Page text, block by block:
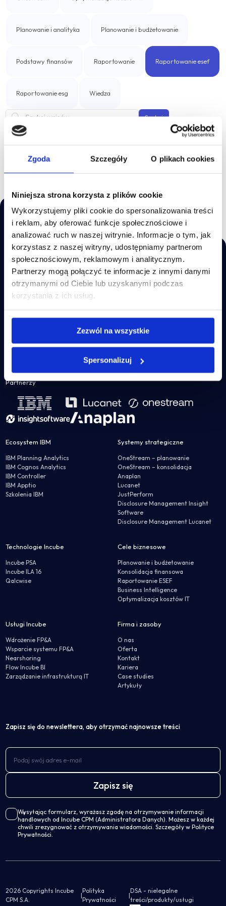
Zgoda Szczegóły O plikach cookies
Niniejsza strona korzysta z plików cookie
Wykorzystujemy pliki cookie do spersonalizowania treści
i reklam, aby oferować funkcje społecznościowe i
analizować ruch w naszej witrynie. Informacje o tym, jak
korzystasz z naszej witryny, udostępniamy partnerom
społecznościowym, reklamowym i analitycznym.
Partnerzy mogą połączyć te informacje z innymi danymi
otrzymanymi od Ciebie lub uzyskanymi podczas
korzystania z ich usług.
Zezwól na wszystkie
Spersonalizuj
Business Intelligence
Rozwiązania własne
Incube ILA 16
Planowanie i analityka Planowanie i budżetowanie
Podstawy finansów Raportowanie Raportowanie esef
Raportowanie esg Wiedza
Szukaj
Wdrażamy nowoczesne systemy od najlepszych na świecie
producentów, dzięki którym corporate performance
gamę rozwiązań i nasz#butikdlaCFO!
02-675 Warszawa
incube@incube.pl
Partnerzy
Ecosystem IBM
IBM Planning Analytics
IBM Cognos Analytics
IBM Controller
IBM Apptio
Szkolenia IBM
Systemy strategiczne
OneStream – planowanie
OneStream – konsolidacja
Anaplan
Lucanet
JustPerform
Disclosure Management Insight
Software
Disclosure Management Lucanet
Technologie Incube
Incube PSA
Incube ILA 16
Qalcwise
Cele biznesowe
Planowanie i budżetowanie
Konsolidacja finansowa
Raportowanie ESEF
Business Intelligence
Optymalizacja kosztów IT
Usługi Incube
Wdrożenie FP&A
Wsparcie systemu FP&A
Nearshoring
Flow Incube BI
Zarządzanie infrastrukturą IT
Firma i zasoby
O nas
Oferta
Kontakt
Kariera
Case studies
Artykuły
Zapisz się do newslettera, aby otrzymać najnowsze treści
Wysyłając formularz, wyrażasz zgodę na otrzymywanie informacji
handlowych od Incube CPM (Administratora Danych). Możesz w każdej
chwili zrezygnować z otrzymywania wiadomości. Szczegóły w Polityce
Prywatności.
2026 Copyrights Incube
CPM S.A.
|
Polityka
Prywatności
|
DSA - nielegalne
treści/produkty/usługi